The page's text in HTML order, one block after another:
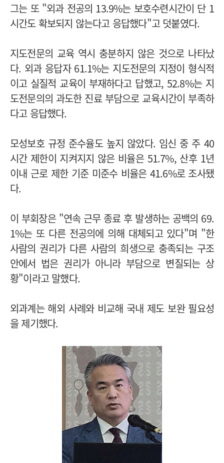
그는 또 "외과 전공의 13.9%는 보호수련시간이 단 1
시간도 확보되지 않는다고 응답했다"고 덧붙였다.
지도전문의 교육 역시 충분하지 않은 것으로 나타났
다. 외과 응답자 61.1%는 지도전문의 지정이 형식적
이고 실질적 교육이 부재하다고 답했고, 52.8%는 지
도전문의의 과도한 진료 부담으로 교육시간이 부족하
다고 응답했다.
모성보호 규정 준수율도 높지 않았다. 임신 중 주 40
시간 제한이 지켜지지 않은 비율은 51.7%, 산후 1년
이내 근로 제한 기준 미준수 비율은 41.6%로 조사됐
다.
이 부회장은 "연속 근무 종료 후 발생하는 공백의 69.
1%는 또 다른 전공의에 의해 대체되고 있다"며 "한
사람의 권리가 다른 사람의 희생으로 충족되는 구조
안에서 법은 권리가 아니라 부담으로 변질되는 상
황"이라고 말했다.
외과계는 해외 사례와 비교해 국내 제도 보완 필요성
을 제기했다.